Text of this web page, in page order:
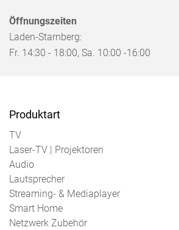
Öffnungszeiten
Laden-Starnberg:
Fr. 14:30 - 18:00, Sa. 10:00 -16:00
Produktart
TV
Laser-TV | Projektoren
Audio
Lautsprecher
Streaming- & Mediaplayer
Smart Home
Netzwerk Zubehör